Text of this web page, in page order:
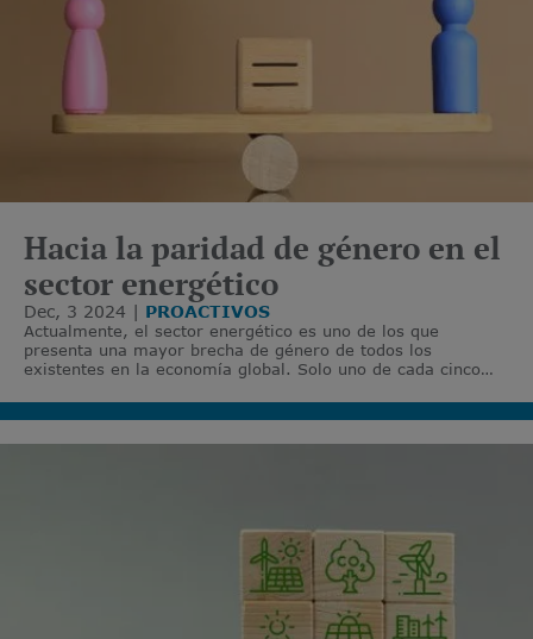
Hacia la paridad de género en el
sector energético
Dec, 3 2024 PROACTIVOS
Actualmente, el sector energético es uno de los que
presenta una mayor brecha de género de todos los
existentes en la economía global. Solo uno de cada cinco
tal y como destaca la Agencia Internacional de la Energía
(IEA).